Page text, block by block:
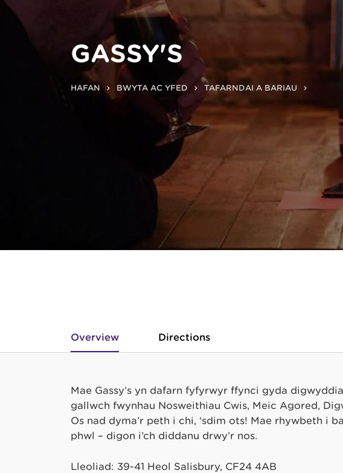
GASSY'S
HAFAN BWYTA AC YFED TAFARNDAI A BARIAU
Overview Directions
Mae Gassy’s yn dafarn fyfyrwyr ffynci gyda
gallwch fwynhau Nosweithiau Cwis, Meic Agored,
Os nad dyma’r peth i chi, ‘sdim ots! Mae rhywbeth i
phŵl – digon i’ch diddanu drwy’r nos.
Lleoliad: 39-41 Heol Salisbury, CF24 4AB